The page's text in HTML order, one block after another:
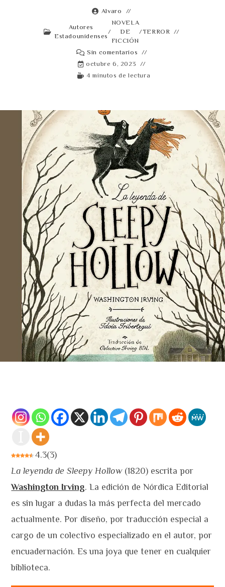
Alvaro
Autores
Estadounidenses
/
NOVELA
DE
FICCIÓN
/TERROR
Sin comentarios
octubre 6, 2023
4 minutos de lectura
4.3(3)
La leyenda de Sleepy Hollow(1820) escrita por
Washington Irving. La edición de Nórdica Editorial
es sin lugar a dudas la más perfecta del mercado
actualmente. Por diseño, por traducción especial a
cargo de un colectivo especializado en el autor, por
encuadernación. Es una joya que tener en cualquier
biblioteca.